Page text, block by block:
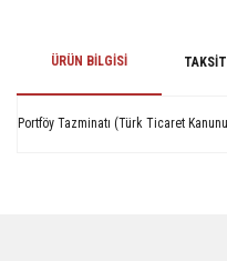
ÜRÜN BILGISI
Portföy Tazminatı (Türk Ticaret